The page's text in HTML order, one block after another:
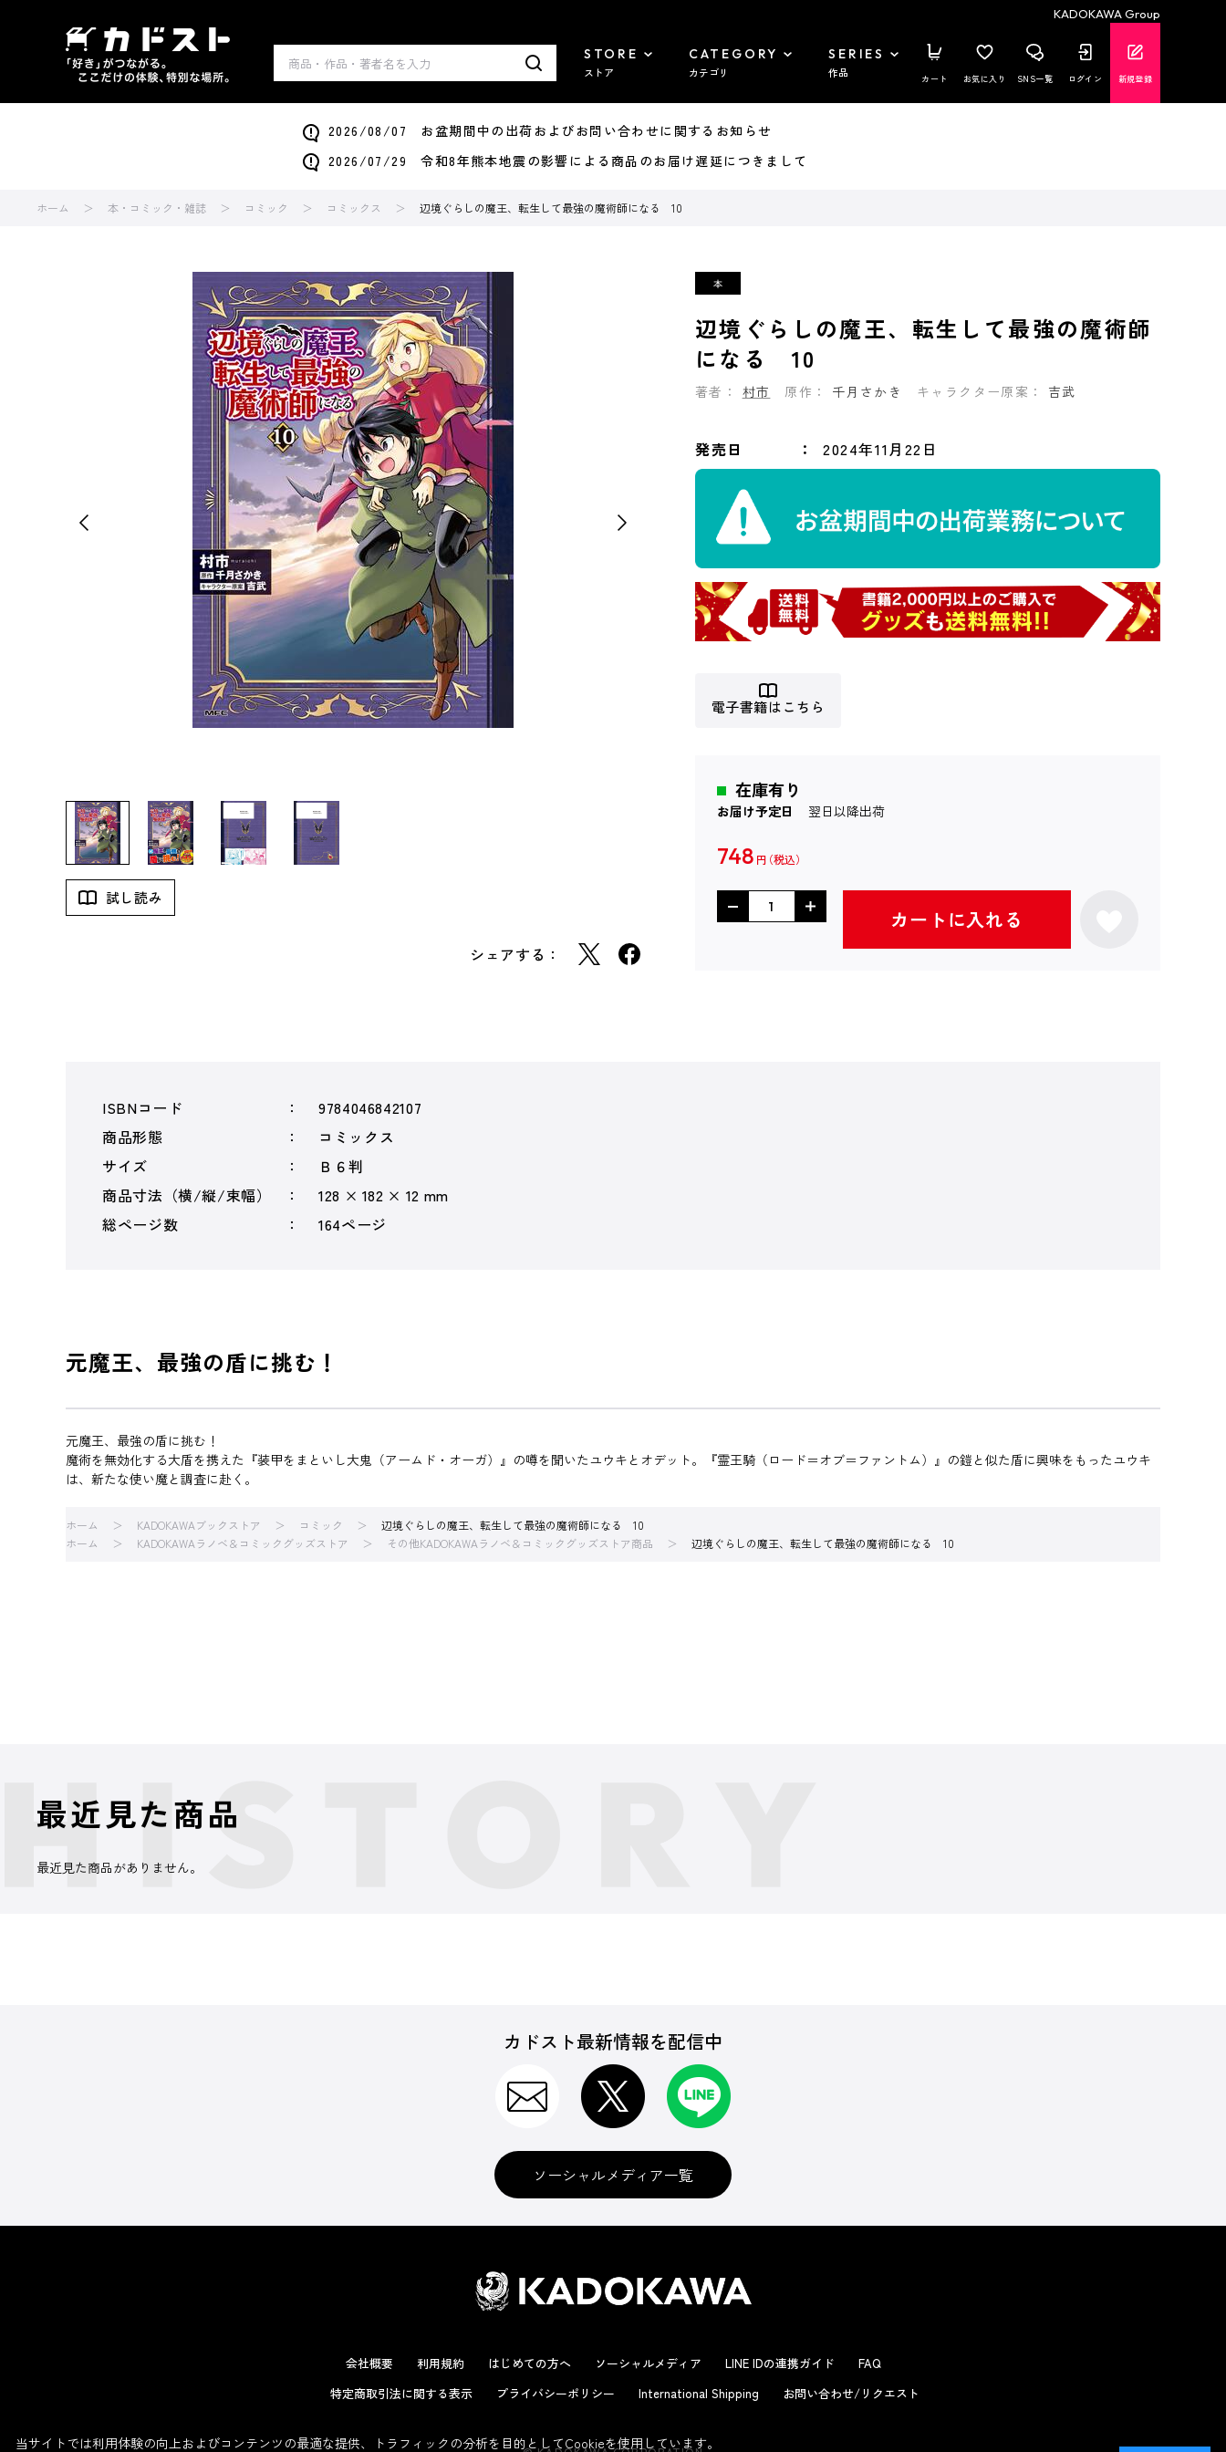
KADOKAWA Group
STORE
ストア
CATEGORY
カテゴリ
SERIES
作品 カート お気に入り SNS一覧 ログイン 新規登録
2026/08/07 お盆期間中の出荷およびお問い合わせに関するお知らせ
2026/07/29 令和8年熊本地震の影響による商品のお届け遅延につきまして
ホーム 本・コミック・雑誌 コミック コミックス 辺境ぐらしの魔王、転生して最強の魔術師になる 10
試し読み
シェアする：
辺境ぐらしの魔王、転生して最強の魔術師
になる 10
著者： 村市 原作： 千月さかき キャラクター原案： 吉武
発売日 2024年11月22日
電子書籍はこちら
在庫有り
お届け予定日 翌日以降出荷
748 円
カートに入れる
ISBNコード
9784046842107
商品形態
コミックス
サイズ
Ｂ６判
商品寸法（横/縦/束幅）
128 × 182 × 12 mm
総ページ数
164ページ
元魔王、最強の盾に挑む！
元魔王、最強の盾に挑む！
魔術を無効化する大盾を携えた『装甲をまといし大鬼（アームド・オーガ）』の噂を聞いたユウキとオデット。『霊王騎（ロード＝オブ＝ファントム）』の鎧と似た盾に興味をもったユウキ
は、新たな使い魔と調査に赴く。
ホーム KADOKAWAブックストア コミック
辺境ぐらしの魔王、転生して最強の魔術師になる 10
ホーム
KADOKAWAラノベ＆コミックグッズストア その他KADOKAWAラノベ＆コミックグッズストア商品 辺境ぐらしの魔王、転生して最強の魔術師になる 10
最近見た商品
最近見た商品がありません。
カドスト最新情報を配信中
ソーシャルメディア一覧
会社概要 利用規約 はじめての方へ ソーシャルメディア LINE IDの連携ガイド
FAQ
特定商取引法に関する表示
プライバシーポリシー International Shipping お問い合わせ/リクエスト
当サイトでは利用体験の向上およびコンテンツの最適な提供、トラフィックの分析を目的としてCookieを使用しています。